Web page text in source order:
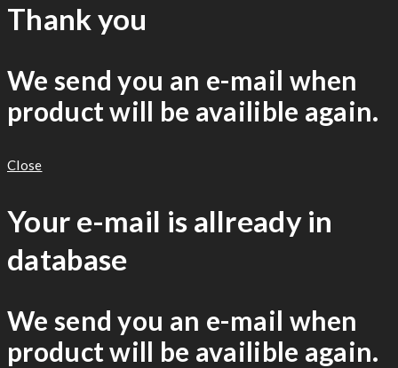
Thank you
We send you an e-mail when
product will be availible again.
Close
Your e-mail is allready in
database
We send you an e-mail when
product will be availible again.